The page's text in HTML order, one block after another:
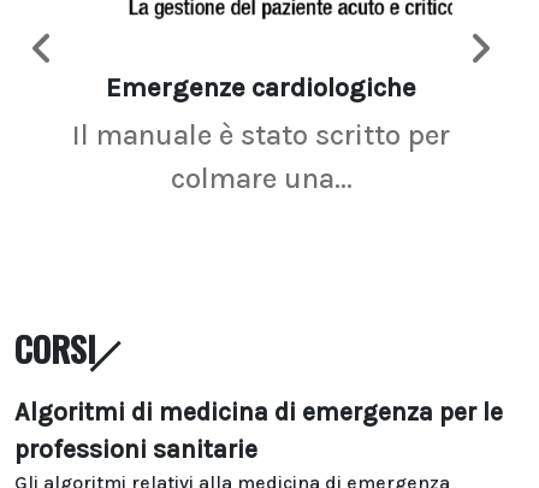
Emergenze cardiologiche
Il manuale è stato scritto per
colmare una...
CORSI
Algoritmi di medicina di emergenza per le
professioni sanitarie
Gli algoritmi relativi alla medicina di emergenza